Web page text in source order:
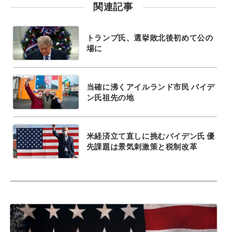
関連記事
トランプ氏、選挙敗北後初めて公の
場に
当確に沸くアイルランド市民 バイデ
ン氏祖先の地
米経済立て直しに挑むバイデン氏 優
先課題は景気刺激策と税制改革